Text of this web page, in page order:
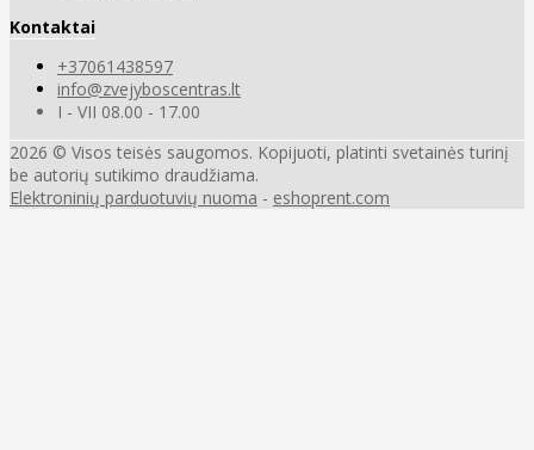
Kontaktai
+37061438597
info@zvejyboscentras.lt
I - VII 08.00 - 17.00
2026 © Visos teisės saugomos. Kopijuoti, platinti svetainės turinį
be autorių sutikimo draudžiama.
Elektroninių parduotuvių nuoma - eshoprent.com